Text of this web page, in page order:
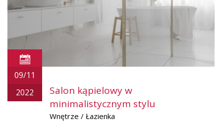
09/11
2022
Salon kąpielowy w
minimalistycznym stylu
Wnętrze / Łazienka